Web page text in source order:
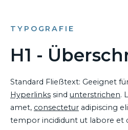
TYPOGRAFIE
H1 -
Standard Fließtext: Geeignet
Hyperlinks sind unterstrichen.
amet, consectetur adipiscing
tempor incididunt ut labore et